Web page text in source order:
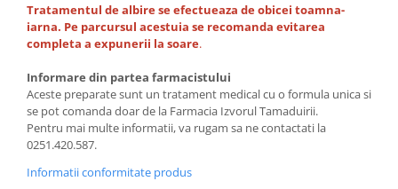
Tratamentul de albire se efectueaza de obicei toamna-
iarna. Pe parcursul acestuia se recomanda evitarea
completa a expunerii la soare.
Informare din partea farmacistului
Aceste preparate sunt un tratament medical cu o formula unica si
se pot comanda doar de la Farmacia Izvorul Tamaduirii.
Pentru mai multe informatii, va rugam sa ne contactati la
0251.420.587.
Informatii conformitate produs